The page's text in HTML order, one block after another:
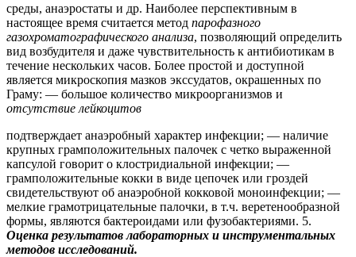
среды, анаэростаты и др. Наиболее перспективным в
настоящее время считается метод парофазного
газохроматографического анализа, позволяющий определить
вид возбудителя и даже чувствительность к антибиотикам в
течение нескольких часов. Более простой и доступной
является микроскопия мазков экссудатов, окрашенных по
Граму: — большое количество микроорганизмов и
отсутствие лейкоцитов
подтверждает анаэробный характер инфекции; — наличие
крупных грамположительных палочек с четко выраженной
капсулой говорит о клостридиальной инфекции; —
грамположительные кокки в виде цепочек или гроздей
свидетельствуют об анаэробной кокковой моноинфекции; —
мелкие грамотрицательные палочки, в т.ч. веретенообразной
формы, являются бактероидами или фузобактериями. 5.
Оценка результатов лабораторных и инструментальных
методов исследований.